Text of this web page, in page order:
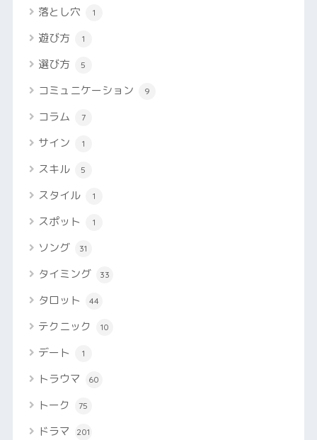
落とし穴 1
遊び方 1
選び方 5
コミュニケーション 9
コラム 7
サイン 1
スキル 5
スタイル 1
スポット 1
ソング 31
タイミング 33
タロット 44
テクニック 10
デート 1
トラウマ 60
トーク 75
ドラマ 201